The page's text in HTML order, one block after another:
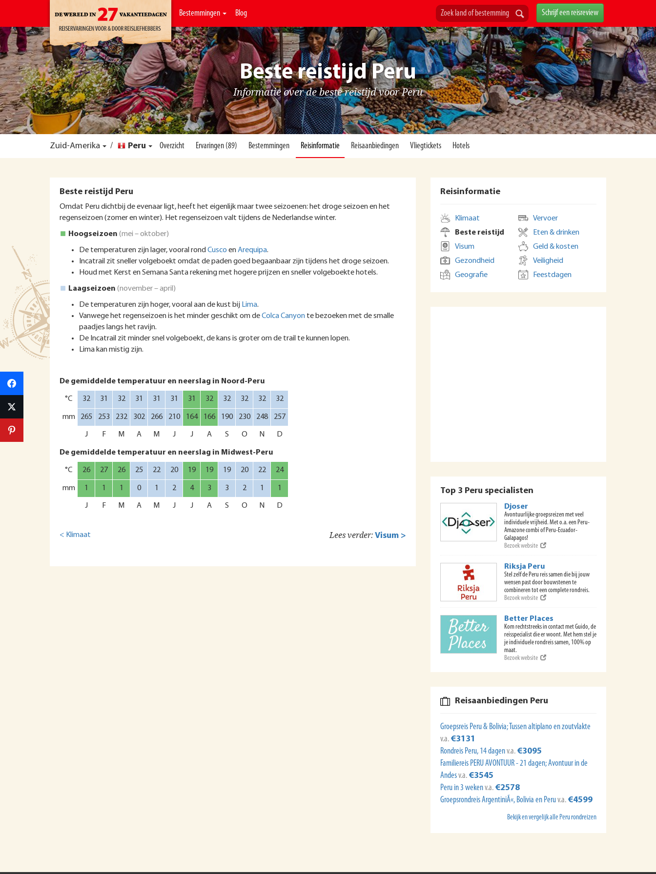
Bestemmingen Blog Schrijf een reisreview
Beste reistijd Peru
Informatie over de beste reistijd voor Peru
Zuid-Amerika / Peru Overzicht Ervaringen (89) Bestemmingen Reisinformatie Reisaanbiedingen Vliegtickets Hotels
Beste reistijd Peru
Omdat Peru dichtbij de evenaar ligt, heeft het eigenlijk maar twee seizoenen: het droge seizoen en het
regenseizoen (zomer en winter). Het regenseizoen valt tijdens de Nederlandse winter.
Hoogseizoen (mei – oktober)
De temperaturen zijn lager, vooral rond Cusco enArequipa.
Incatrail zit sneller volgeboekt omdat de paden goed begaanbaar zijn tijdens het droge seizoen.
Houd met Kerst en Semana Santa rekening met hogere prijzen en sneller volgeboekte hotels.
Laagseizoen (november – april)
De temperaturen zijn hoger, vooral aan de kust bij Lima.
Vanwege het regenseizoen is het minder geschikt om deColca Canyon te bezoeken met de smalle
paadjes langs het ravijn.
De Incatrail zit minder snel volgeboekt, de kans is groter om de trail te kunnen lopen.
Lima kan mistig zijn.
De gemiddelde temperatuur en neerslag in Noord-Peru
°C 32 31 32 31 31 31 31 32 32 32 32 32
mm 265 253 232 302 266 210 164 166 190 230 248 257
J F M A M J J A S O N D
De gemiddelde temperatuur en neerslag in Midwest-Peru
°C 26 27 26 25 22 20 19 19 19 20 22 24
mm 1 1 1 0 1 2 4 3 3 2 1 1
J F M A M J J A S O N D
< Klimaat Lees verder: Visum >
Reisinformatie
Klimaat
Beste reistijd
Visum
Gezondheid
Geografie
Vervoer
Eten & drinken
Geld & kosten
Veiligheid
Feestdagen
Top 3 Peru specialisten
Djoser
Avontuurlijke groepsreizen met veel
individuele vrijheid. Met o.a. een Peru-
Amazone combi of Peru-Ecuador-
Galapagos!
Bezoek website
Riksja Peru
Stel zelf de Peru reis samen die bij jouw
wensen past door bouwstenen te
combineren tot een complete rondreis.
Bezoek website
Better Places
Kom rechtstreeks in contact met Guido, de
reisspecialist die er woont. Met hem stel je
je individuele rondreis samen, 100% op
maat.
Bezoek website
Reisaanbiedingen Peru
Groepsreis Peru & Bolivia; Tussen altiplano en zoutvlakte
v.a. €3131
Rondreis Peru, 14 dagenv.a. €3095
Familiereis PERU AVONTUUR - 21 dagen; Avontuur in de
Andesv.a. €3545
Peru in 3 wekenv.a. €2578
Groepsrondreis ArgentiniÃ«, Bolivia en Peruv.a. €4599
Bekijk en vergelijk alle Peru rondreizen